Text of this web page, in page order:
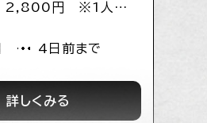
2,800円 ※1人参加
こども（小学生）
2,400円 未就学児
無料 ※乳幼児不可
4日前まで
詳しくみる